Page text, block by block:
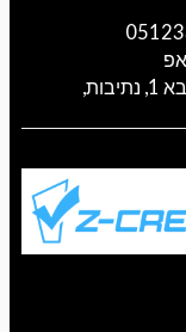
l
e
רבי עקיבא 1, נתיבות,